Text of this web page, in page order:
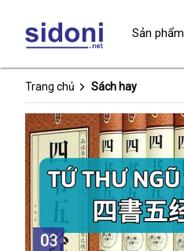
Trang chủ Sách hay
03
Sản phẩm